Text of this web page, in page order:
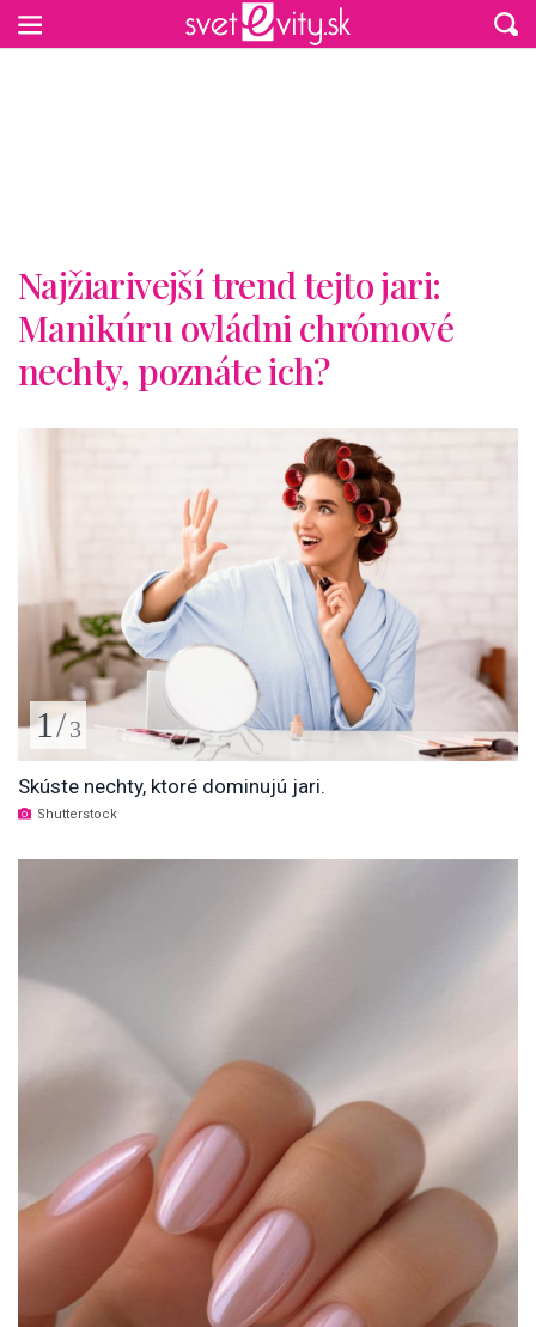
Najžiarivejší trend tejto jari:
Manikúru ovládni chrómové
nechty, poznáte ich?
1/3
Skúste nechty, ktoré dominujú jari.
Shutterstock